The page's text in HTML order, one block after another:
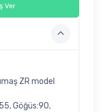
Ver
ZR model
Göğüs:90,